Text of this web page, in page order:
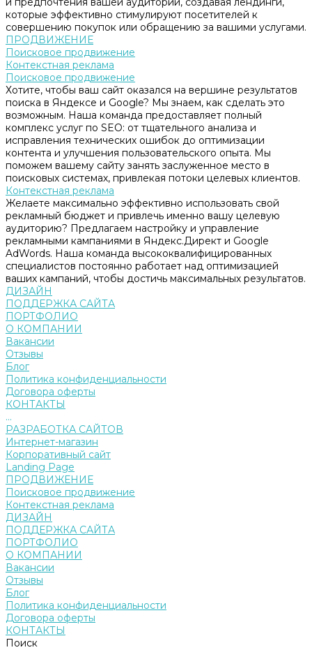
которые эффективно стимулируют посетителей к
совершению покупок или обращению за вашими услугами.
ПРОДВИЖЕНИЕ
Поисковое продвижение
Контекстная реклама
Поисковое продвижение
Хотите, чтобы ваш сайт оказался на вершине результатов
поиска в Яндексе и Google? Мы знаем, как сделать это
возможным. Наша команда предоставляет полный
комплекс услуг по SEO: от тщательного анализа и
исправления технических ошибок до оптимизации
контента и улучшения пользовательского опыта. Мы
поможем вашему сайту занять заслуженное место в
поисковых системах, привлекая потоки целевых клиентов.
Контекстная реклама
Желаете максимально эффективно использовать свой
рекламный бюджет и привлечь именно вашу целевую
аудиторию? Предлагаем настройку и управление
рекламными кампаниями в Яндекс.Директ и Google
AdWords. Наша команда высококвалифицированных
специалистов постоянно работает над оптимизацией
ваших кампаний, чтобы достичь максимальных результатов.
ДИЗАЙН
ПОДДЕРЖКА САЙТА
ПОРТФОЛИО
О КОМПАНИИ
Вакансии
Отзывы
Блог
Политика конфиденциальности
Договора оферты
КОНТАКТЫ
...
РАЗРАБОТКА САЙТОВ
Интернет-магазин
Корпоративный сайт
Landing Page
ПРОДВИЖЕНИЕ
Поисковое продвижение
Контекстная реклама
ДИЗАЙН
ПОДДЕРЖКА САЙТА
ПОРТФОЛИО
О КОМПАНИИ
Вакансии
Отзывы
Блог
Политика конфиденциальности
Договора оферты
КОНТАКТЫ
Поиск